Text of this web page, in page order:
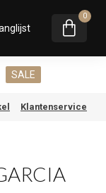
0
SALE
Klantenservice